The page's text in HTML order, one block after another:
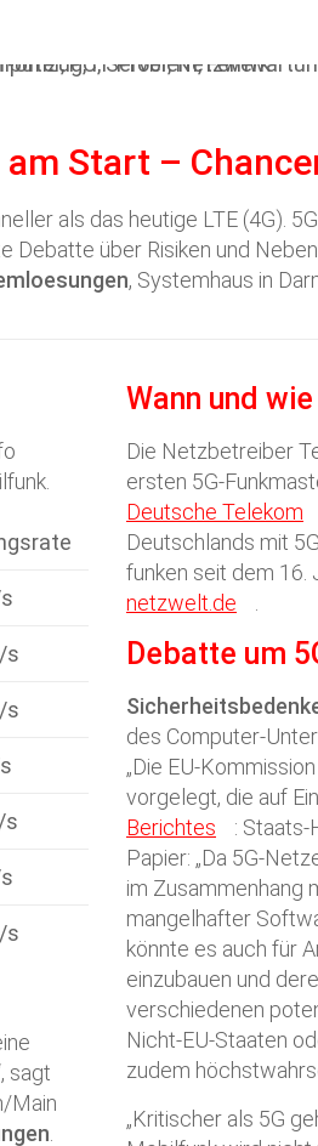
Start –
als das heutige LTE (4G).
über Risiken und
, Systemhaus in
s
s
s
s
sagt
Main
Wann und
Die Netzbetreiber
ersten 5G-
Deutsche Telekom
Deutschlands mit
funken seit dem 16.
netzwelt.de
Debatte um
des Computer-
„Die EU-
vorgelegt, die auf
Berichtes
: Staats-
Papier: „Da 5G-
im Zusammenhang
mangelhafter
könnte es auch für
einzubauen und
verschiedenen
Nicht-EU-Staaten
zudem
„Kritischer als 5G